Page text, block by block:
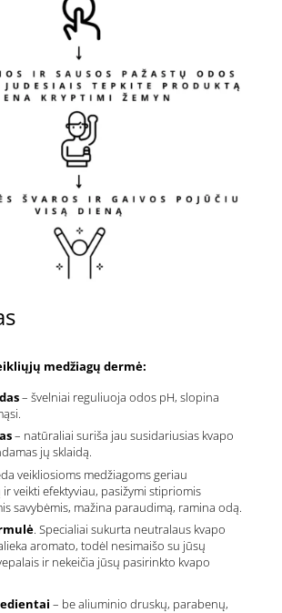
medžiagų dermė:
– švelniai reguliuoja odos pH, slopina
– natūraliai suriša jau susidariusias kvapo
jų sklaidą.
veikliosioms medžiagoms geriau
veikti efektyviau, pasižymi stipriomis
savybėmis, mažina paraudimą, ramina odą.
. Specialiai sukurta neutralaus kvapo
aromato, todėl nesimaišo su jūsų
ir nekeičia jūsų pasirinkto kvapo
– be aliuminio druskų, parabenų,